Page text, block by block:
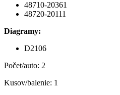
48710-20361
48720-20111
Diagramy:
D2106
Počet/auto: 2
Kusov/balenie: 1